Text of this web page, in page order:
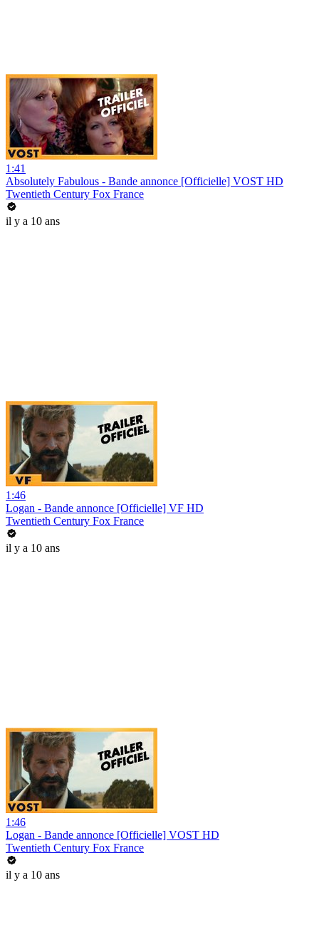
1:41
Absolutely Fabulous - Bande annonce [Officielle] VOST HD
Twentieth Century Fox France
il y a 10 ans
1:46
Logan - Bande annonce [Officielle] VF HD
Twentieth Century Fox France
il y a 10 ans
1:46
Logan - Bande annonce [Officielle] VOST HD
Twentieth Century Fox France
il y a 10 ans